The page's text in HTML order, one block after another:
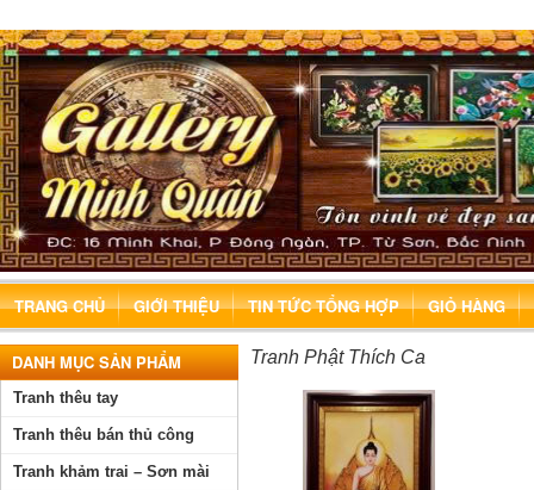
TRANG CHỦ GIỚI THIỆU TIN TỨC TỔNG HỢP GIỎ HÀNG
Tranh Phật Thích Ca
DANH MỤC SẢN PHẨM
Tranh thêu tay
Tranh thêu bán thủ công
Tranh khảm trai – Sơn mài